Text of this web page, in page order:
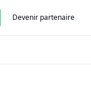
Devenir partenaire